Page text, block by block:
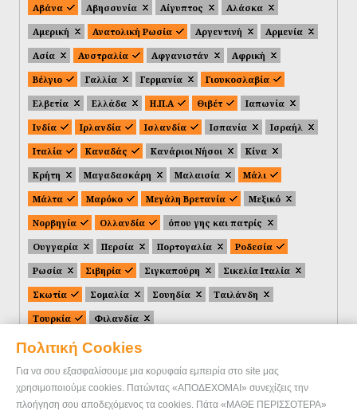
Πολιτική Cookies
Για να σου εξασφαλίσουμε μια κορυφαία εμπειρία στο site μας
χρησιμοποιούμε cookies. Πατώντας «ΑΠΟΔΕΧΟΜΑΙ» συνεχίζεις την
πλοήγηση σου αποδεχόμενος τα cookies. Πάτα «ΜΑΘΕ ΠΕΡΙΣΣΟΤΕΡΑ»
Αβάνα Αβησσυνία Αίγυπτος
Αλάσκα
Αμερική
Ανατολική Ρωσία Αργεντινή
Αρμενία
Ασία
Αυστραλία Αφγανιστάν
Αφρική
Βέλγιο
Γαλλία Γερμανία
Γιουκοσλαβία
Ελβετία
Ελλάδα Η.Π.Α Θιβέτ
Ιαπωνία
Ινδία
Ιρλανδία Ισλανδία Ισπανία
Ισραήλ
Ιταλία
Καναδάς Κανάριοι Νήσοι
Κίνα
Κρήτη
Μαγαδασκάρη Μαλαισία
Μάλι
Μάλτα
Μαρόκο Μεγάλη Βρετανία
Μεξικό
Νορβηγία
Ολλανδία
όπου γης και πατρίς
Ουγγαρία
Περσία Πορτογαλία
Ροδεσία
Ρωσία
Σιβηρία Σιγκαπούρη
Σικελία Ιταλία
Σκωτία
Σομαλία Σουηδία
Ταιλάνδη
Τουρκία
Φιλανδία